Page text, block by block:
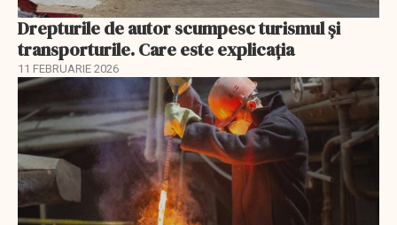
Drepturile de autor scumpesc turismul și
transporturile. Care este explicația
11 FEBRUARIE 2026